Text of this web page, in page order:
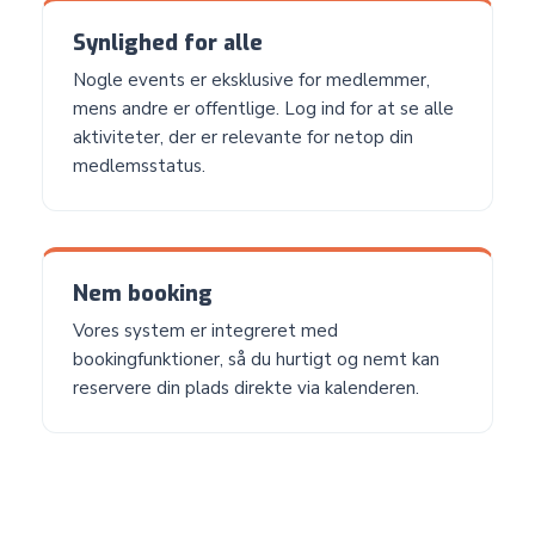
Synlighed for alle
Nogle events er eksklusive for medlemmer,
mens andre er offentlige. Log ind for at se alle
aktiviteter, der er relevante for netop din
medlemsstatus.
Nem booking
Vores system er integreret med
bookingfunktioner, så du hurtigt og nemt kan
reservere din plads direkte via kalenderen.